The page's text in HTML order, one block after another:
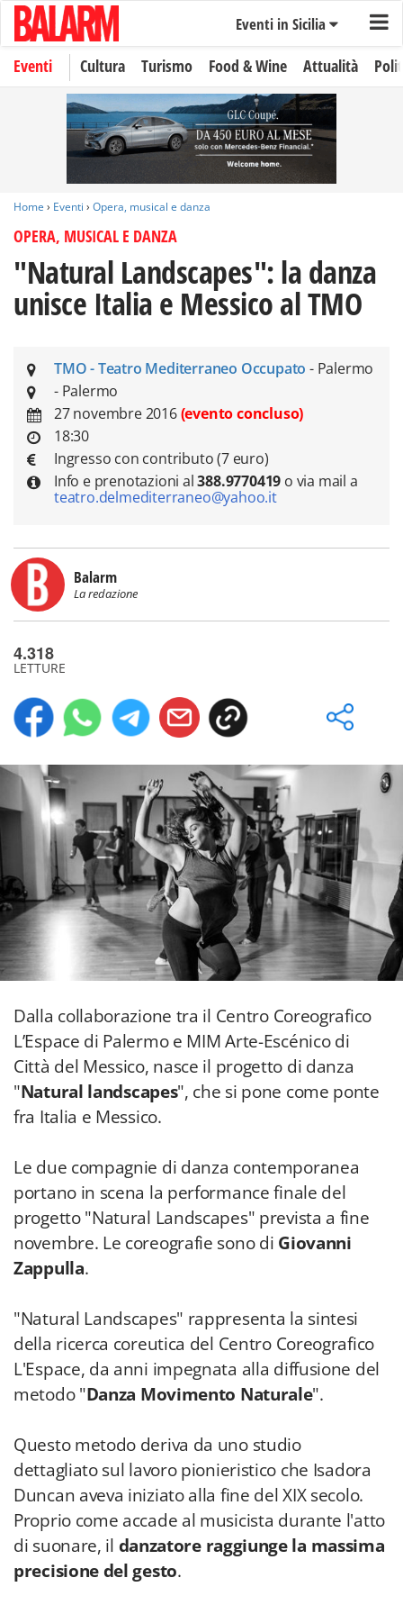
Eventi in Sicilia
Eventi Cultura Turismo Food & Wine Attualità
Home › Eventi › Opera, musical e danza
OPERA, MUSICAL E DANZA
"Natural Landscapes": la danza
unisce Italia e Messico al TMO
TMO - Teatro Mediterraneo Occupato - Palermo
- Palermo
27 novembre 2016(evento concluso)
18:30
Ingresso con contributo (7 euro)
Info e prenotazioni al388.9770419 o via mail a
teatro.delmediterraneo@yahoo.it
Balarm
La redazione
4.318
LETTURE
Dalla collaborazione tra il Centro Coreografico
L’Espace di Palermo e MIM Arte-Escénico di
Città del Messico, nasce il progetto di danza
"Natural landscapes", che si pone come ponte
fra Italia e Messico.
Le due compagnie di danza contemporanea
portano in scena la performance finale del
progetto "Natural Landscapes" prevista a fine
novembre. Le coreografie sono di Giovanni
Zappulla.
"Natural Landscapes" rappresenta la sintesi
della ricerca coreutica del Centro Coreografico
L'Espace, da anni impegnata alla diffusione del
metodo "Danza Movimento Naturale".
Questo metodo deriva da uno studio
dettagliato sul lavoro pionieristico che Isadora
Duncan aveva iniziato alla fine del XIX secolo.
Proprio come accade al musicista durante l'atto
di suonare, il danzatore raggiunge la massima
precisione del gesto.